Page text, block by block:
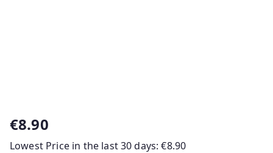
€8.90
Lowest Price in the last 30 days:€8.90